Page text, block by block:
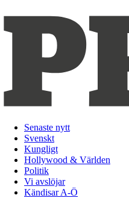
Senaste nytt
Svenskt
Kungligt
Hollywood & Världen
Politik
Vi avslöjar
Kändisar A-Ö